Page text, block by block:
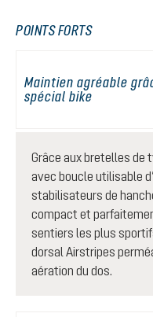
POINTS FORTS
Maintien agréable
spécial bike
Grâce aux bretelles de
avec boucle utilisable
stabilisateurs de
compact et
sentiers les plus
dorsal Airstripes
aération du dos.